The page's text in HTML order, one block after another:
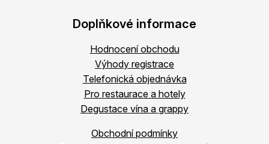
Doplňkové informace
Hodnocení obchodu
Výhody registrace
Telefonická objednávka
Pro restaurace a hotely
Degustace vína a grappy
Obchodní podmínky